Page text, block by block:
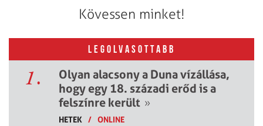
Kövessen minket!
LEGOLVASOTTABB
1.
Olyan alacsony a Duna vízállása,
hogy egy 18. századi erőd is a
felszínre került »
HETEK / ONLINE